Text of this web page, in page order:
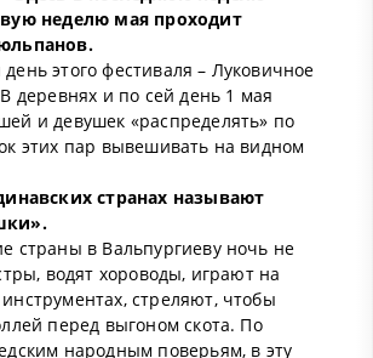
неделю мая проходит
этого фестиваля – Луковичное
деревнях и по сей день 1 мая
и девушек «распределять» по
этих пар вывешивать на видном
странах называют
страны в Вальпургиеву ночь не
водят хороводы, играют на
стреляют, чтобы
перед выгоном скота. По
народным поверьям, в эту